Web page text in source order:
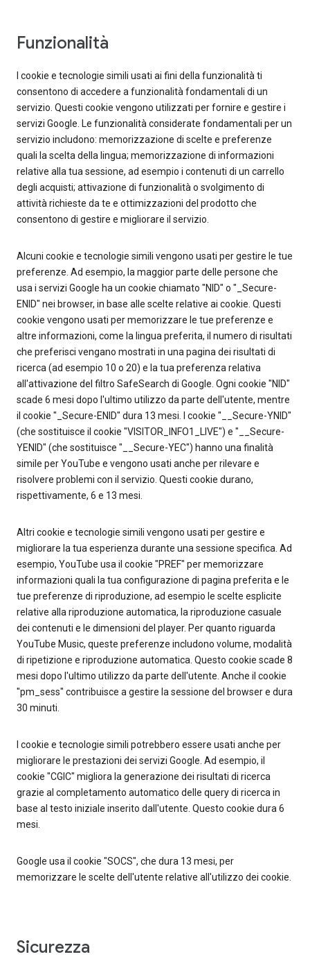
Funzionalità
I cookie e tecnologie simili usati ai fini della funzionalità ti
consentono di accedere a funzionalità fondamentali di un
servizio. Questi cookie vengono utilizzati per fornire e gestire i
servizi Google. Le funzionalità considerate fondamentali per un
servizio includono: memorizzazione di scelte e preferenze
quali la scelta della lingua; memorizzazione di informazioni
relative alla tua sessione, ad esempio i contenuti di un carrello
degli acquisti; attivazione di funzionalità o svolgimento di
attività richieste da te e ottimizzazioni del prodotto che
consentono di gestire e migliorare il servizio.
Alcuni cookie e tecnologie simili vengono usati per gestire le tue
preferenze. Ad esempio, la maggior parte delle persone che
usa i servizi Google ha un cookie chiamato "NID" o "_Secure-
ENID" nei browser, in base alle scelte relative ai cookie. Questi
cookie vengono usati per memorizzare le tue preferenze e
altre informazioni, come la lingua preferita, il numero di risultati
che preferisci vengano mostrati in una pagina dei risultati di
ricerca (ad esempio 10 o 20) e la tua preferenza relativa
all'attivazione del filtro SafeSearch di Google. Ogni cookie "NID"
scade 6 mesi dopo l'ultimo utilizzo da parte dell'utente, mentre
il cookie "_Secure-ENID" dura 13 mesi. I cookie "__Secure-YNID"
(che sostituisce il cookie "VISITOR_INFO1_LIVE") e "__Secure-
YENID" (che sostituisce "__Secure-YEC") hanno una finalità
simile per YouTube e vengono usati anche per rilevare e
risolvere problemi con il servizio. Questi cookie durano,
rispettivamente, 6 e 13 mesi.
Altri cookie e tecnologie simili vengono usati per gestire e
migliorare la tua esperienza durante una sessione specifica. Ad
esempio, YouTube usa il cookie "PREF" per memorizzare
informazioni quali la tua configurazione di pagina preferita e le
tue preferenze di riproduzione, ad esempio le scelte esplicite
relative alla riproduzione automatica, la riproduzione casuale
dei contenuti e le dimensioni del player. Per quanto riguarda
YouTube Music, queste preferenze includono volume, modalità
di ripetizione e riproduzione automatica. Questo cookie scade 8
mesi dopo l'ultimo utilizzo da parte dell'utente. Anche il cookie
"pm_sess" contribuisce a gestire la sessione del browser e dura
30 minuti.
I cookie e tecnologie simili potrebbero essere usati anche per
migliorare le prestazioni dei servizi Google. Ad esempio, il
cookie "CGIC" migliora la generazione dei risultati di ricerca
grazie al completamento automatico delle query di ricerca in
base al testo iniziale inserito dall'utente. Questo cookie dura 6
mesi.
Google usa il cookie "SOCS", che dura 13 mesi, per
memorizzare le scelte dell'utente relative all'utilizzo dei cookie.
Sicurezza